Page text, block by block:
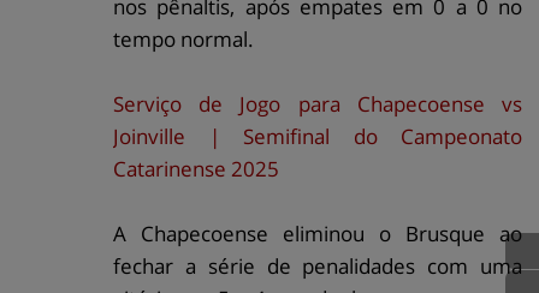
nos pênaltis, após empates em 0 a 0 no
tempo normal.
Serviço de Jogo para Chapecoense vs
Joinville | Semifinal do Campeonato
Catarinense 2025
A Chapecoense eliminou o Brusque ao
fechar a série de penalidades com uma